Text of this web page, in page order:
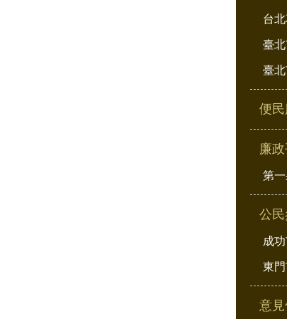
台
臺
臺
便
廉
第
公
成
東
意